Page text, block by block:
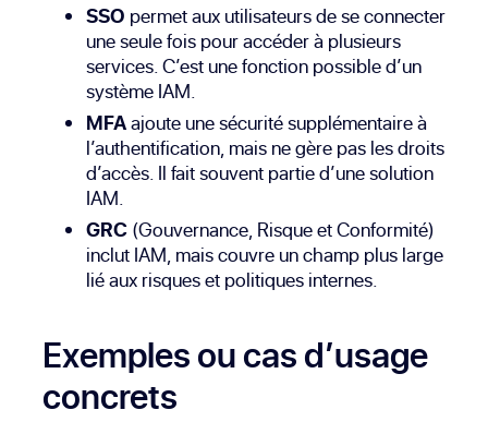
SSO permet aux utilisateurs de se connecter
une seule fois pour accéder à plusieurs
services. C’est une fonction possible d’un
système IAM.
MFAajoute une sécurité supplémentaire à
l’authentification, mais ne gère pas les droits
d’accès. Il fait souvent partie d’une solution
IAM.
GRC (Gouvernance, Risque et Conformité)
inclut IAM, mais couvre un champ plus large
lié aux risques et politiques internes.
Exemples ou cas d’usage
concrets